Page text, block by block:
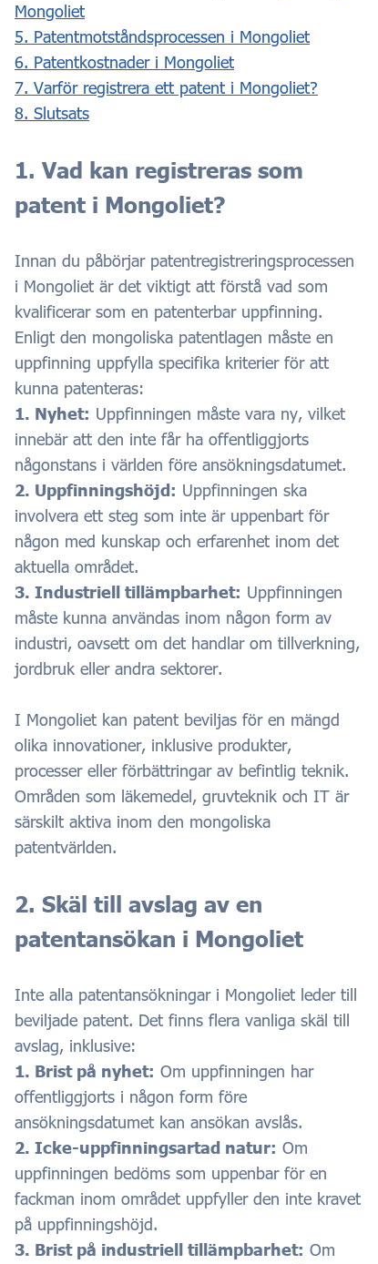
Mongoliet
5. Patentmotståndsprocessen i Mongoliet
6. Patentkostnader i Mongoliet
7. Varför registrera ett patent i Mongoliet?
8. Slutsats
1. Vad kan registreras som
patent i Mongoliet?
Innan du påbörjar patentregistreringsprocessen
i Mongoliet är det viktigt att förstå vad som
kvalificerar som en patenterbar uppfinning.
Enligt den mongoliska patentlagen måste en
uppfinning uppfylla specifika kriterier för att
kunna patenteras:
1. Nyhet: Uppfinningen måste vara ny, vilket
innebär att den inte får ha offentliggjorts
någonstans i världen före ansökningsdatumet.
2. Uppfinningshöjd: Uppfinningen ska
involvera ett steg som inte är uppenbart för
någon med kunskap och erfarenhet inom det
aktuella området.
3. Industriell tillämpbarhet: Uppfinningen
måste kunna användas inom någon form av
industri, oavsett om det handlar om tillverkning,
jordbruk eller andra sektorer.
I Mongoliet kan patent beviljas för en mängd
olika innovationer, inklusive produkter,
processer eller förbättringar av befintlig teknik.
Områden som läkemedel, gruvteknik och IT är
särskilt aktiva inom den mongoliska
patentvärlden.
2. Skäl till avslag av en
patentansökan i Mongoliet
Inte alla patentansökningar i Mongoliet leder till
beviljade patent. Det finns flera vanliga skäl till
avslag, inklusive:
1. Brist på nyhet: Om uppfinningen har
offentliggjorts i någon form före
ansökningsdatumet kan ansökan avslås.
2. Icke-uppfinningsartad natur: Om
uppfinningen bedöms som uppenbar för en
fackman inom området uppfyller den inte kravet
på uppfinningshöjd.
3. Brist på industriell tillämpbarhet: Om